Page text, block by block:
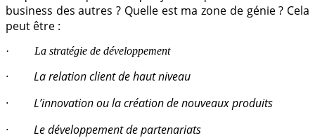
business des autres ? Quelle est ma zone de génie ? Cela
peut être :
· La stratégie de développement
· La relation client de haut niveau
· L’innovation ou la création de nouveaux produits
· Le développement de partenariats